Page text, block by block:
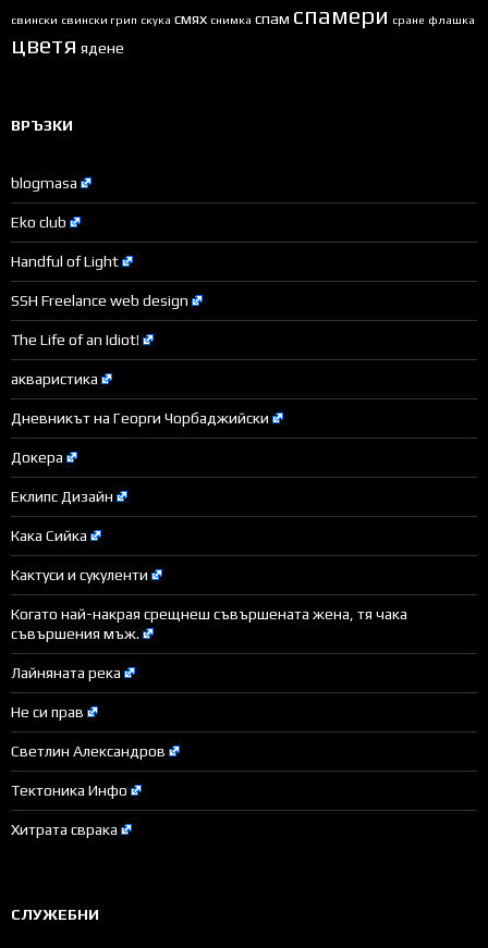
свински свински грип скука смях снимка спам спамери сране флашка
цветя ядене
ВРЪЗКИ
blogmasa
Eko club
Handful of Light
SSH Freelance web design
The Life of an Idiot!
акваристика
Дневникът на Георги Чорбаджийски
Докера
Еклипс Дизайн
Кака Сийка
Кактуси и сукуленти
Когато най-накрая срещнеш съвършената жена, тя чака
съвършения мъж.
Лайняната река
Не си прав
Светлин Александров
Тектоника Инфо
Хитрата сврака
СЛУЖЕБНИ